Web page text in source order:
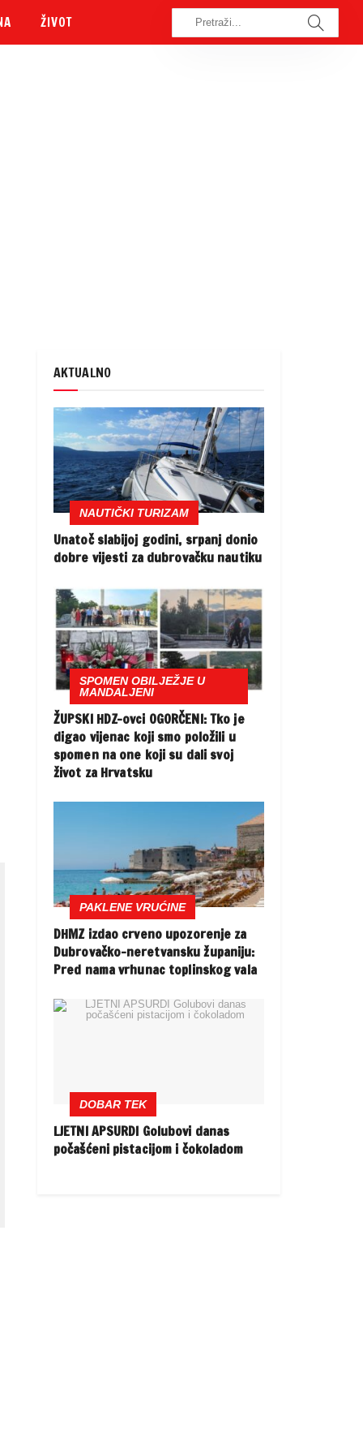
ŽIVOT
AKTUALNO
NAUTIČKI TURIZAM
Unatoč slabijoj godini, srpanj donio
dobre vijesti za dubrovačku nautiku
SPOMEN OBILJEŽJE U
MANDALJENI
ŽUPSKI HDZ-ovci OGORČENI: Tko je
digao vijenac koji smo položili u
spomen na one koji su dali svoj
život za Hrvatsku
PAKLENE VRUĆINE
DHMZ izdao crveno upozorenje za
Dubrovačko-neretvansku županiju:
Pred nama vrhunac toplinskog vala
DOBAR TEK
LJETNI APSURDI Golubovi danas
počašćeni pistacijom i čokoladom